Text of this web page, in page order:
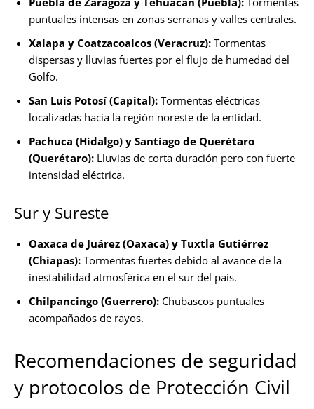
puntuales intensas en zonas serranas y valles centrales.
Xalapa y Coatzacoalcos (Veracruz): Tormentas
dispersas y lluvias fuertes por el flujo de humedad del
Golfo.
San Luis Potosí (Capital): Tormentas eléctricas
localizadas hacia la región noreste de la entidad.
Pachuca (Hidalgo) y Santiago de Querétaro
(Querétaro): Lluvias de corta duración pero con fuerte
intensidad eléctrica.
Sur y Sureste
Oaxaca de Juárez (Oaxaca) y Tuxtla Gutiérrez
(Chiapas): Tormentas fuertes debido al avance de la
inestabilidad atmosférica en el sur del país.
Chilpancingo (Guerrero): Chubascos puntuales
acompañados de rayos.
Recomendaciones de seguridad
y protocolos de Protección Civil